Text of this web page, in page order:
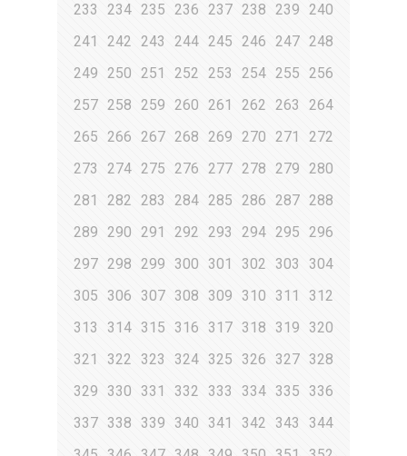
233
234 235 236 237 238 239 240
241
242 243 244 245 246 247 248
249 250 251 252 253 254 255 256
257 258 259 260 261 262 263
264
265 266 267 268 269 270 271
272
273
274 275 276 277 278 279 280
281
282 283 284 285 286 287 288
289 290 291 292 293 294 295 296
297 298 299 300 301 302 303
304
305
306 307 308 309 310 311
312
313
314 315 316 317 318 319
320
321
322 323 324 325 326 327 328
329
330 331 332 333 334 335
336
337 338 339 340 341 342 343
344